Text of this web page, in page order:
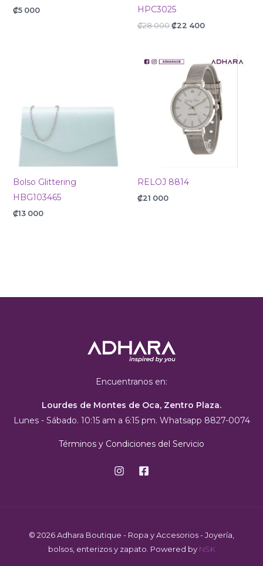
₡5 000
HPC3025
₡28 000 ₡22 400
Bolso Glittering
HBG103465
₡13 000
RELOJ 8814
₡21 000
Encuentranos en:
Lourdes de Montes de Oca, Zentro Plaza.
Lunes - Sábado. 10:15 am a 6:15 pm. Whatsapp 8827-0074
Términos y Condiciones del Servicio
© 2026 Adhara Boutique - Ropa y Accesorios - Joyería,
bolsos, enterizos y zapato. Powered by NSK